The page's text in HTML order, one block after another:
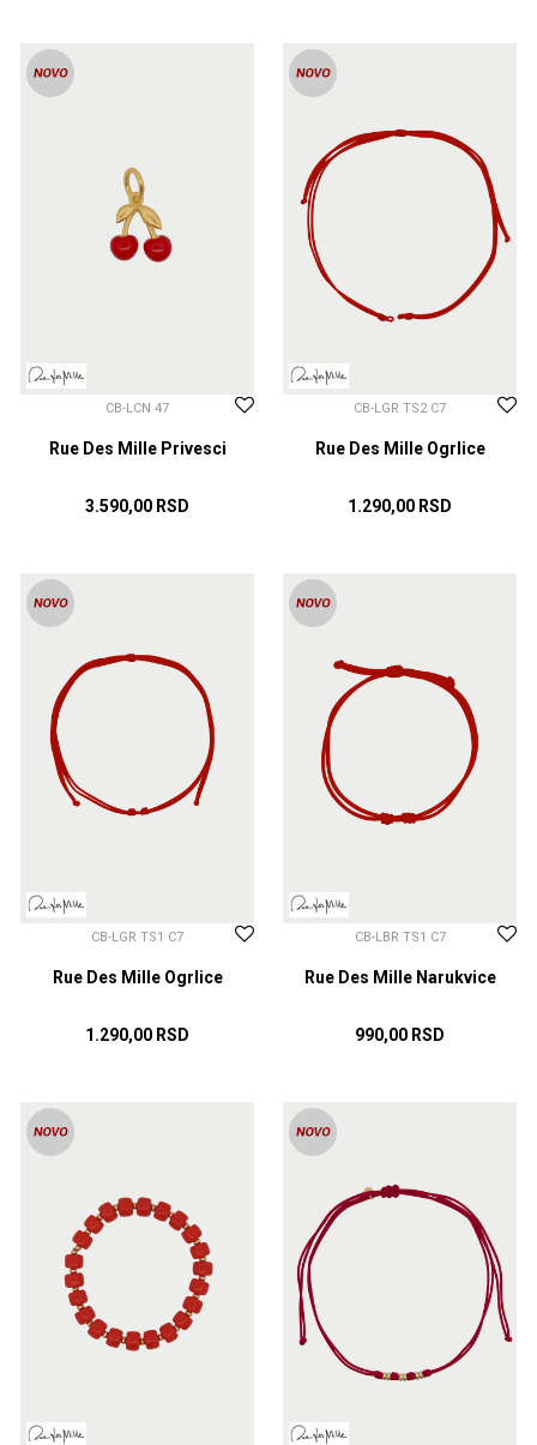
CB-LCN 47
Rue Des Mille Privesci
3.590,00 RSD
CB-LGR TS2 C7
Rue Des Mille Ogrlice
1.290,00 RSD
CB-LGR TS1 C7
Rue Des Mille Ogrlice
1.290,00 RSD
CB-LBR TS1 C7
Rue Des Mille Narukvice
990,00 RSD